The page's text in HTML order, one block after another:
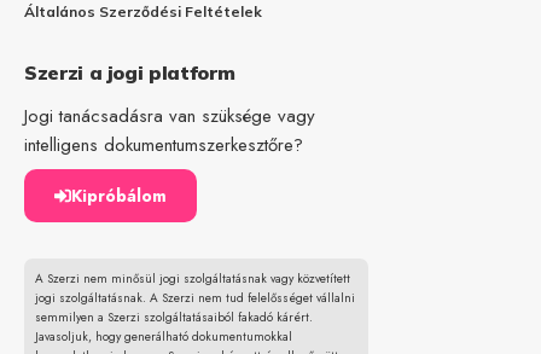
Általános Szerződési Feltételek
Szerzi a jogi platform
Jogi tanácsadásra van szüksége vagy
intelligens dokumentumszerkesztőre?
Kipróbálom
A Szerzi nem minősül jogi szolgáltatásnak vagy közvetített
jogi szolgáltatásnak. A Szerzi nem tud felelősséget vállalni
semmilyen a Szerzi szolgáltatásaiból fakadó kárért.
Javasoljuk, hogy generálható dokumentumokkal